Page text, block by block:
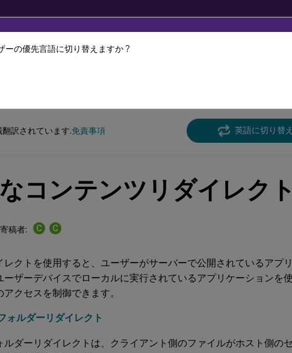
機械翻訳されています。
翻訳されています.免責事項 英語に切り替え
コンテンツリダイレクト
寄稿者: C C
レクトを使用すると、ユーザーがサーバーで公開されているアプ
ーザーデバイスでローカルに実行されているアプリケーションを
クセスを制御できます。
ォルダーリダイレクト
ルダーリダイレクトは、クライアント側のファイルがホスト側の
ーの優先言語に切り替えますか ?